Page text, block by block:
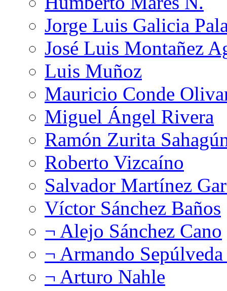
Jorge Luis Galicia
José Luis Montañez
Luis Muñoz
Mauricio Conde
Miguel Ángel Rivera
Ramón Zurita
Roberto Vizcaíno
Salvador Martínez
Víctor Sánchez Baños
¬ Alejo Sánchez Cano
¬ Armando
¬ Arturo Nahle